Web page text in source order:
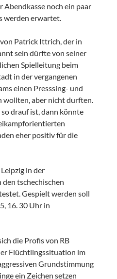
Abendkasse noch ein paar
werden erwartet.
Patrick Ittrich, der in
sein dürfte von seiner
Spielleitung beim
in der vergangenen
einen Presssing- und
wollten, aber nicht durften.
drauf ist, dann könnte
eher positiv für die
in der
den tschechischen
Gespielt werden soll
16. 30 Uhr in
die Profis von RB
Flüchtlingssituation im
Grundstimmung
ein Zeichen setzen